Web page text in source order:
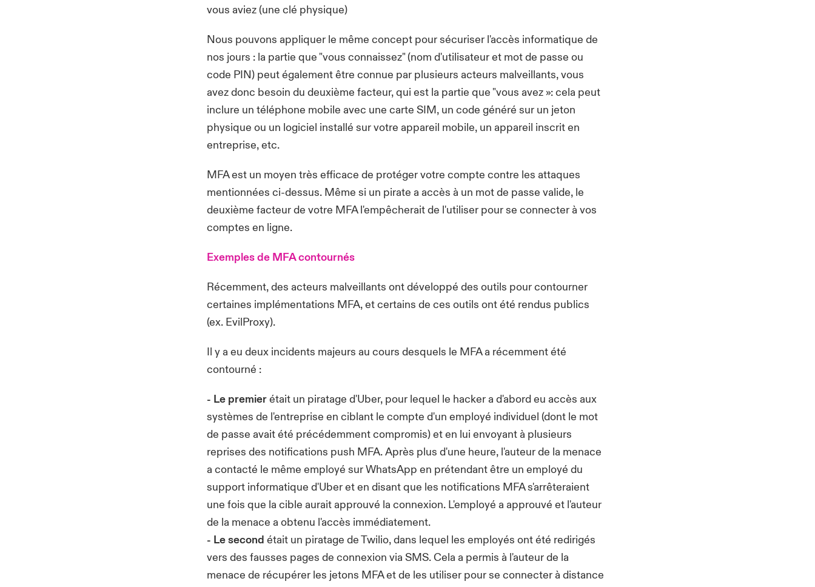
vous aviez (une clé physique)
Nous pouvons appliquer le même concept pour sécuriser l'accès informatique de
nos jours : la partie que "vous connaissez" (nom d'utilisateur et mot de passe ou
code PIN) peut également être connue par plusieurs acteurs malveillants, vous
avez donc besoin du deuxième facteur, qui est la partie que "vous avez »: cela peut
inclure un téléphone mobile avec une carte SIM, un code généré sur un jeton
physique ou un logiciel installé sur votre appareil mobile, un appareil inscrit en
entreprise, etc.
MFA est un moyen très efficace de protéger votre compte contre les attaques
mentionnées ci-dessus. Même si un pirate a accès à un mot de passe valide, le
deuxième facteur de votre MFA l'empêcherait de l'utiliser pour se connecter à vos
comptes en ligne.
Exemples de MFA contournés
Récemment, des acteurs malveillants ont développé des outils pour contourner
certaines implémentations MFA, et certains de ces outils ont été rendus publics
(ex. EvilProxy).
Il y a eu deux incidents majeurs au cours desquels le MFA a récemment été
contourné :
- Le premierétait un piratage d'Uber, pour lequel le hacker a d'abord eu accès aux
systèmes de l'entreprise en ciblant le compte d'un employé individuel (dont le mot
de passe avait été précédemment compromis) et en lui envoyant à plusieurs
reprises des notifications push MFA. Après plus d'une heure, l'auteur de la menace
a contacté le même employé sur WhatsApp en prétendant être un employé du
support informatique d'Uber et en disant que les notifications MFA s'arrêteraient
une fois que la cible aurait approuvé la connexion. L'employé a approuvé et l'auteur
de la menace a obtenu l'accès immédiatement.
- Le second était un piratage de Twilio, dans lequel les employés ont été redirigés
vers des fausses pages de connexion via SMS. Cela a permis à l'auteur de la
menace de récupérer les jetons MFA et de les utiliser pour se connecter à distance